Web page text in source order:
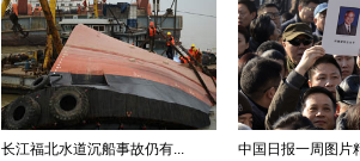
长江福北水道沉船事故仍有... 中国日报一周图片